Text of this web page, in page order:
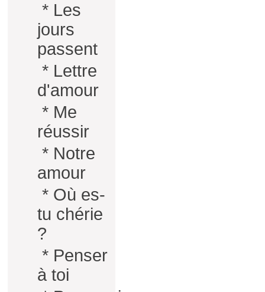
* Les
jours
passent
* Lettre
d'amour
* Me
réussir
* Notre
amour
* Où es-
tu chérie
?
* Penser
à toi